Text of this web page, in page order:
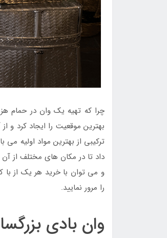
چرا که تهیه یک وان در حمام
بهترین موقعیت را ایجاد کرد و
ترکیبی از بهترین مواد اولیه
داد تا در مکان های مختلف از
و می توان با خرید هر یک از
را مرور نمایید.
وان بادی